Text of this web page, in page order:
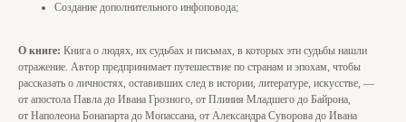
Создание дополнительного инфоповода;
О книге: Книга о людях, их судьбах и письмах, в которых эти судьбы нашли
отражение. Автор предпринимает путешествие по странам и эпохам, чтобы
рассказать о личностях, оставивших след в истории, литературе, искусстве, —
от апостола Павла до Ивана Грозного, от Плиния Младшего до Байрона,
от Наполеона Бонапарта до Мопассана, от Александра Суворова до Ивана